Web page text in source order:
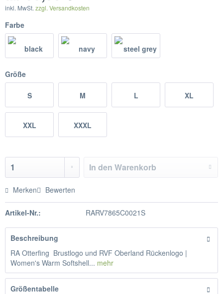
inkl. MwSt. zzgl. Versandkosten
Farbe
Größe
S M L XL
XXL XXXL
In den Warenkorb
Merken Bewerten
Artikel-Nr.: RARV7865C0021S
Beschreibung
RA Otterfing Brustlogo und RVF Oberland Rückenlogo |
Women's Warm Softshell... mehr
Größentabelle